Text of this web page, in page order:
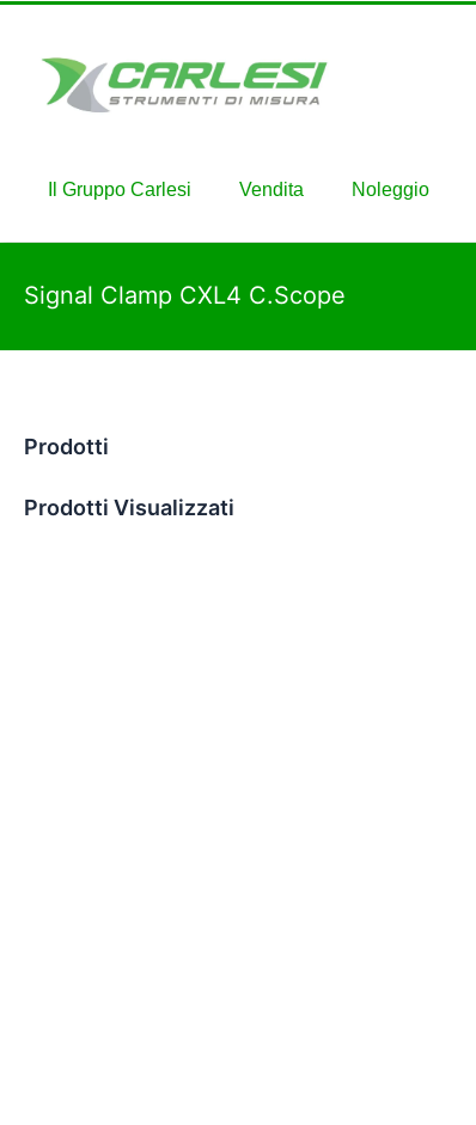
Il Gruppo Carlesi Vendita Noleggio
Signal Clamp CXL4 C.Scope
Prodotti
Prodotti Visualizzati